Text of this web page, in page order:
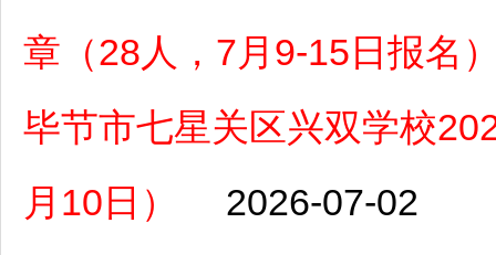
章（28人，7月9-15日报名
毕节市七星关区兴双学校
月10日）
2026-07-02